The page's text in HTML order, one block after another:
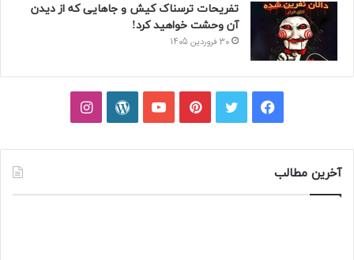
تفریحات ترسناک کیش و جاهایی که از دیدن
آن وحشت خواهید کرد!
30 فروردین 1405
فیسبوکتوییترپینتریستیوتیوبوردپرساینستاگرام
آخرین مطالب